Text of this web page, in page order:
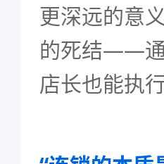
更深远的意
的死结——通
店长也能执